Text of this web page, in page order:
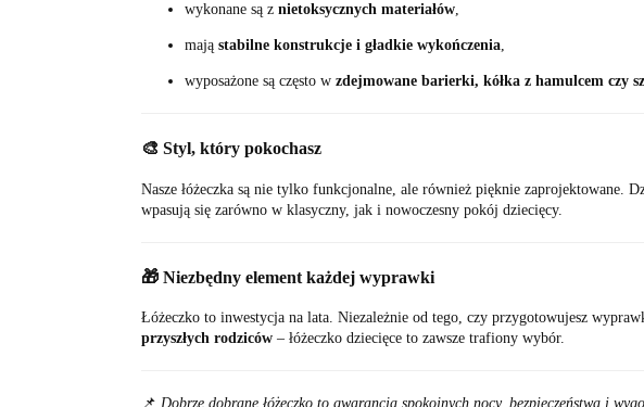
wykonane są z nietoksycznych materiałów,
mają stabilne konstrukcje i gładkie wykończenia,
wyposażone są często w zdejmowane barierki, kółka z hamulcem czy
🎨 Styl, który pokochasz
Nasze łóżeczka są nie tylko funkcjonalne, ale również pięknie zaprojektowane.
wpasują się zarówno w klasyczny, jak i nowoczesny pokój dziecięcy.
🎁 Niezbędny element każdej wyprawki
Łóżeczko to inwestycja na lata. Niezależnie od tego, czy przygotowujesz
przyszłych rodziców– łóżeczko dziecięce to zawsze trafiony wybór.
📌 Dobrze dobrane łóżeczko to gwarancja spokojnych nocy, bezpieczeństwa i